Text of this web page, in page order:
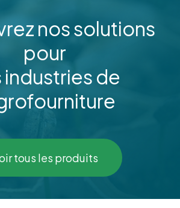
nos solutions
pour
industries de
tous les produits